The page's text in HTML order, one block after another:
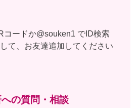
コードか@souken1 でID検索
て、お友達追加してください
の質問・相談